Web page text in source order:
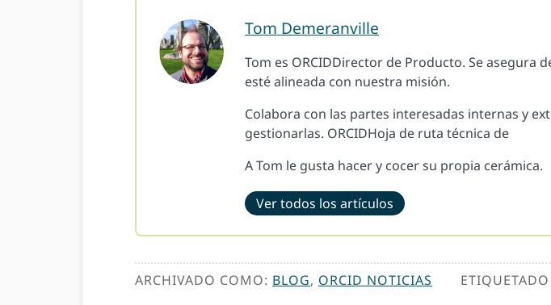
Tom Demeranville
Tom es ORCIDDirector de Producto. Se
esté alineada con nuestra misión.
Colabora con las partes interesadas internas y
gestionarlas. ORCIDHoja de ruta técnica de
A Tom le gusta hacer y cocer su propia cerámica.
Ver todos los artículos
ARCHIVADO COMO: BLOG, ORCID NOTICIAS